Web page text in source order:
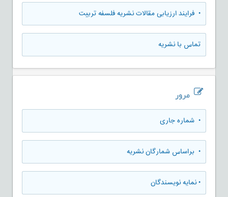
• فرایند ارزیابی مقالات نشریه فلسفه تربیت
تماس با نشریه
مرور
• شماره جاری
• براساس شمارگان نشریه
•نمایه نویسندگان